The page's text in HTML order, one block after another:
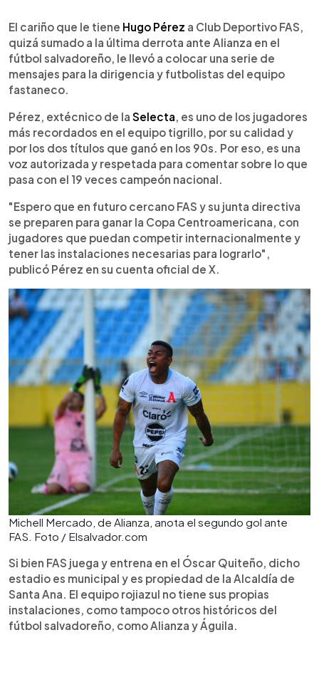
► Escuchar artículo
Hugo Pérez, exjugador y extécnico de la Selecta,
criticó a FAS en su cuenta de X tras la derrota ante
Alianza. Recordó su pasado como campeón en
los 90s con el equipo tigrillo y pidió que la
dirigencia y jugadores trabajen para competir
Centroamericana, además de contar con
instalaciones propias, algo que hoy carecen.
Comparó al actual plantel con figuras históricas
como Mágico, Pichioni y Valdez, presionando a los
futbolistas pese a que FAS es segundo con 16
puntos. Negó querer dirigirlos y promocionó su
podcast "Fútbol de Corazón".
El cariño que le tiene Hugo Pérez a Club Deportivo FAS,
quizá sumado a la última derrota ante Alianza en el
fútbol salvadoreño, le llevó a colocar una serie de
mensajes para la dirigencia y futbolistas del equipo
fastaneco.
Pérez, extécnico de la Selecta , es uno de los jugadores
más recordados en el equipo tigrillo, por su calidad y
por los dos títulos que ganó en los 90s. Por eso, es una
voz autorizada y respetada para comentar sobre lo que
pasa con el 19 veces campeón nacional.
"Espero que en futuro cercano FAS y su junta directiva
se preparen para ganar la Copa Centroamericana, con
jugadores que puedan competir internacionalmente y
tener las instalaciones necesarias para lograrlo",
publicó Pérez en su cuenta oficial de X.
Michell Mercado, de Alianza, anota el segundo gol ante
FAS. Foto / Elsalvador.com
Si bien FAS juega y entrena en el Óscar Quiteño, dicho
estadio es municipal y es propiedad de la Alcaldía de
Santa Ana. El equipo rojiazul no tiene sus propias
instalaciones, como tampoco otros históricos del
fútbol salvadoreño, como Alianza y Águila.